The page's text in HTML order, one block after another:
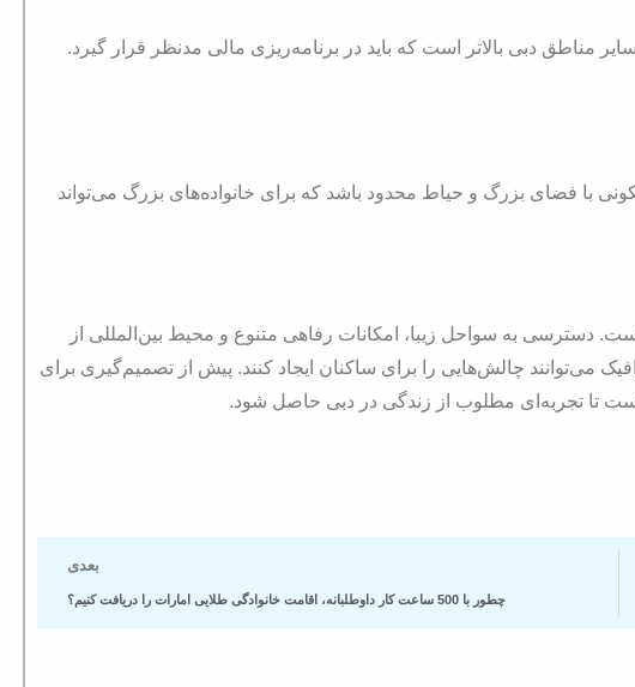
مناطق دبی بالاتر است که باید در برنامه‌ریزی مالی مدنظر قرار گیرد.
با فضای بزرگ و حیاط محدود باشد که برای خانواده‌های بزرگ می‌تواند
دسترسی به سواحل زیبا، امکانات رفاهی متنوع و محیط بین‌المللی از
می‌توانند چالش‌هایی را برای ساکنان ایجاد کنند. پیش از تصمیم‌گیری برای
تا تجربه‌ای مطلوب از زندگی در دبی حاصل شود.
بعدی
چطور با 500 ساعت کار داوطلبانه، اقامت خانوادگی طلایی امارات را دریافت کنیم؟